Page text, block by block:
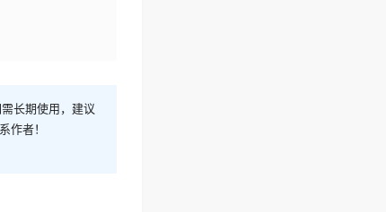
长期使用，建议
作者！